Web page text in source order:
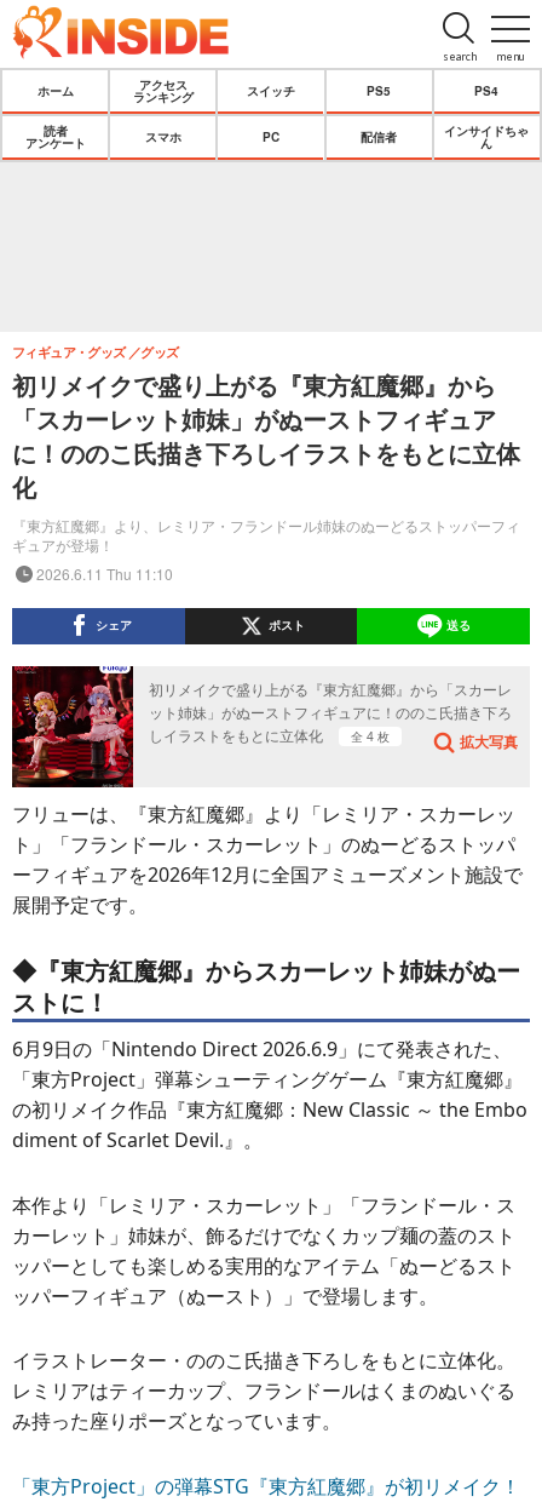
menu
search
ホーム
アクセス
ランキング
スイッチ PS5 PS4
読者
アンケート
スマホ PC 配信者
インサイドちゃ
ん
初リメイクで盛り上がる『東方紅魔郷』から
「スカーレット姉妹」がぬーストフィギュア
に！ののこ氏描き下ろしイラストをもとに立体
化
『東方紅魔郷』より、レミリア・フランドール姉妹のぬーどるストッパーフィ
ギュアが登場！
フィギュア・グッズ グッズ
2026.6.11 Thu 11:10
シェア ポスト 送る
初リメイクで盛り上がる『東方紅魔郷』から「スカーレ
ット姉妹」がぬーストフィギュアに！ののこ氏描き下ろ
しイラストをもとに立体化
全 4 枚 拡大写真
フリューは、『東方紅魔郷』より「レミリア・スカーレッ
ト」「フランドール・スカーレット」のぬーどるストッパ
ーフィギュアを2026年12月に全国アミューズメント施設で
展開予定です。
◆『東方紅魔郷』からスカーレット姉妹がぬー
ストに！
6月9日の「Nintendo Direct 2026.6.9」にて発表された、
「東方Project」弾幕シューティングゲーム『東方紅魔郷』
の初リメイク作品『東方紅魔郷：New Classic ～ the Embo
diment of Scarlet Devil.』。
本作より「レミリア・スカーレット」「フランドール・ス
カーレット」姉妹が、飾るだけでなくカップ麺の蓋のスト
ッパーとしても楽しめる実用的なアイテム「ぬーどるスト
ッパーフィギュア（ぬースト）」で登場します。
イラストレーター・ののこ氏描き下ろしをもとに立体化。
レミリアはティーカップ、フランドールはくまのぬいぐる
み持った座りポーズとなっています。
「東方Project」の弾幕STG『東方紅魔郷』が初リメイク！